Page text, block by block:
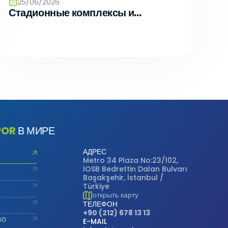
25/06/2026
Стадионные комплексы и
В МИРЕ
АДРЕС
Metro 34 Plaza No:23/102,
İOSB Bedrettin Dalan Bulvarı
Başakşehir, İstanbul /
Türkiye
открыть карту
ТЕЛЕФОН
+90 (212) 678 13 13
E-MAIL
Gizlilik